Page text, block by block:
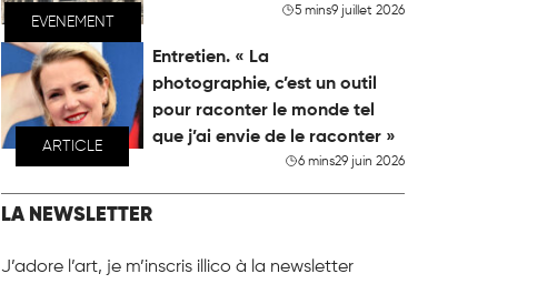
EVENEMENT
5 mins9 juillet 2026
ARTICLE
Entretien. « La
photographie, c’est un outil
pour raconter le monde tel
que j’ai envie de le raconter »
6 mins29 juin 2026
LA NEWSLETTER
J’adore l’art, je m’inscris illico à la newsletter